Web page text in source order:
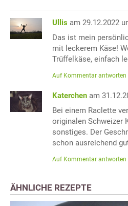
Ullis am 29.12.2022
Das ist mein
mit leckerem Käse!
Trüffelkäse, einfach
Auf Kommentar antworten
Katerchen am
Bei einem Raclette
originalen Schweizer
sonstiges. Der
schon ausreichend
Auf Kommentar antworten
ÄHNLICHE REZEPTE